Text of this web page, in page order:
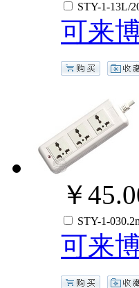
STY-1-13L/
可来
￥
STY-1-
可来